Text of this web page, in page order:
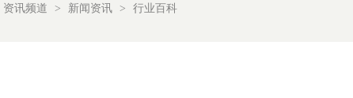
资讯频道 > 新闻资讯 > 行业百科